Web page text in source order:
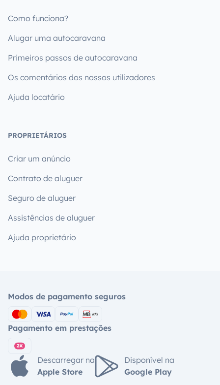
Como funciona?
Alugar uma autocaravana
Primeiros passos de autocaravana
Os comentários dos nossos utilizadores
Ajuda locatário
PROPRIETÁRIOS
Criar um anúncio
Contrato de aluguer
Seguro de aluguer
Assistências de aluguer
Ajuda proprietário
Modos de pagamento seguros
Pagamento em prestações
Descarregar na
Apple Store
Disponível na
Google Play